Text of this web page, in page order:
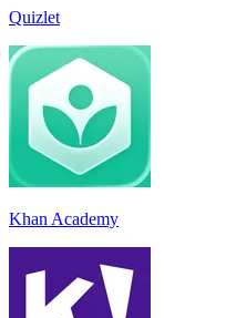
Quizlet
Khan Academy